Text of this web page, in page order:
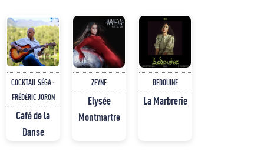
COCKTAIL SÉGA -
FRÉDÉRIC JORON
Café de la
Danse
ZEYNE
Elysée
Montmartre
BEDOUINE
La Marbrerie